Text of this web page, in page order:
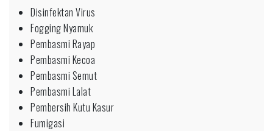
Disinfektan Virus
Fogging Nyamuk
Pembasmi Rayap
Pembasmi Kecoa
Pembasmi Semut
Pembasmi Lalat
Pembersih Kutu Kasur
Fumigasi